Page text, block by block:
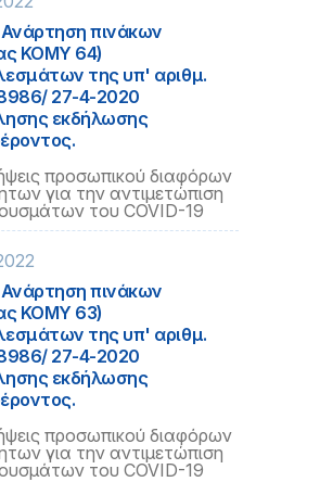
πινάκων
ΚΟΜΥ 64)
της υπ' αριθμ.
27-4-2020
εκδήλωσης
προσωπικού διαφόρων
για την αντιμετώπιση
του COVID-19
πινάκων
ΚΟΜΥ 63)
της υπ' αριθμ.
27-4-2020
εκδήλωσης
προσωπικού διαφόρων
για την αντιμετώπιση
του COVID-19